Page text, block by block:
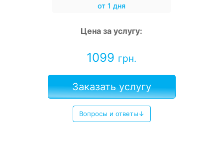
от 1 дня
Цена за услугу:
1099 грн.
Заказать услугу
Вопросы и ответы↓